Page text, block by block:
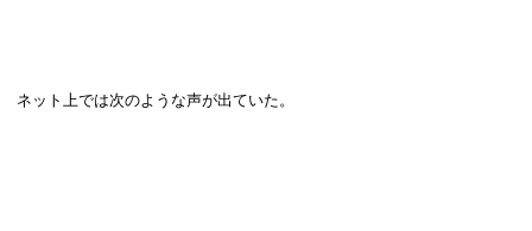
ネット上では次のような声が出ていた。